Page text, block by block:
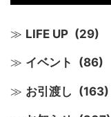
LIFE UP (29)
イベント (86)
お引渡し (163)